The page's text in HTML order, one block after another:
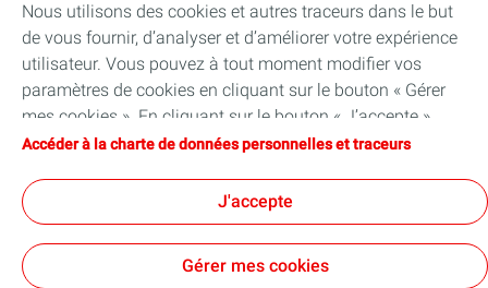
Professionnels
Découvrir TotalEnergies
Challenge Startupper
Nous utilisons des cookies et autres traceurs dans le but
de vous fournir, d’analyser et d’améliorer votre expérience
utilisateur. Vous pouvez à tout moment modifier vos
paramètres de cookies en cliquant sur le bouton « Gérer
mes cookies ». En cliquant sur le bouton « J’accepte »,
vous acceptez le dépôt de l’ensemble des cookies. Dans le
techniques nécessaires au bon fonctionnement du site
seront utilisés. Pour plus d’informations, vous pouvez
consulter la page « Charte de données personnelles et
traceurs ».
Accéder à la charte de données personnelles et traceurs
J'accepte
Gérer mes cookies